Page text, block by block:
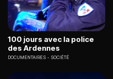
100 jours avec la police
des Ardennes
DOCUMENTAIRES SOCIÉTÉ